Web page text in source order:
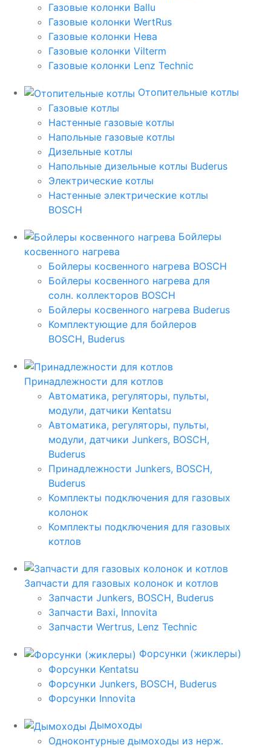
Газовые колонки Ballu
Газовые колонки WertRus
Газовые колонки Нева
Газовые колонки Vilterm
Газовые колонки Lenz Technic
Отопительные котлы
Газовые котлы
Настенные газовые котлы
Напольные газовые котлы
Дизельные котлы
Напольные дизельные котлы Buderus
Электрические котлы
Настенные электрические котлы
BOSCH
Бойлеры
косвенного нагрева
Бойлеры косвенного нагрева BOSCH
Бойлеры косвенного нагрева для
солн. коллекторов BOSCH
Бойлеры косвенного нагрева Buderus
Комплектующие для бойлеров
BOSCH, Buderus
Принадлежности для котлов
Автоматика, регуляторы, пульты,
модули, датчики Kentatsu
Автоматика, регуляторы, пульты,
модули, датчики Junkers, BOSCH,
Buderus
Принадлежности Junkers, BOSCH,
Buderus
Комплекты подключения для газовых
колонок
Комплекты подключения для газовых
котлов
Запчасти для газовых колонок и котлов
Запчасти Junkers, BOSCH, Buderus
Запчасти Baxi, Innovita
Запчасти Wertrus, Lenz Technic
Форсунки (жиклеры)
Форсунки Kentatsu
Форсунки Junkers, BOSCH, Buderus
Форсунки Innovita
Дымоходы
Одноконтурные дымоходы из нерж.